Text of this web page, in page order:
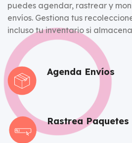
puedes agendar, rastrear y
envíos. Gestiona tus
incluso tu inventario si
Agenda Envíos
Rastrea Paquetes